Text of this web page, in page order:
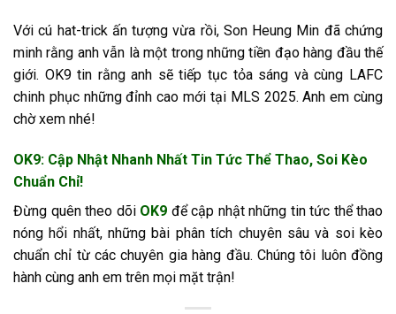
Với cú hat-trick ấn tượng vừa rồi, Son Heung Min đã chứng
minh rằng anh vẫn là một trong những tiền đạo hàng đầu thế
giới. OK9 tin rằng anh sẽ tiếp tục tỏa sáng và cùng LAFC
chinh phục những đỉnh cao mới tại MLS 2025. Anh em cùng
chờ xem nhé!
OK9: Cập Nhật Nhanh Nhất Tin Tức Thể Thao, Soi Kèo
Chuẩn Chỉ!
Đừng quên theo dõi OK9 để cập nhật những tin tức thể thao
nóng hổi nhất, những bài phân tích chuyên sâu và soi kèo
chuẩn chỉ từ các chuyên gia hàng đầu. Chúng tôi luôn đồng
hành cùng anh em trên mọi mặt trận!